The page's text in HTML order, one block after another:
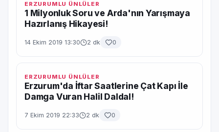
ERZURUMLU ÜNLÜLER
1 Milyonluk Soru ve Arda'nın Yarışmaya
Hazırlanış Hikayesi!
14 Ekim 2019 13:30 2 dk 0
ERZURUMLU ÜNLÜLER
Erzurum'da İftar Saatlerine Çat Kapı İle
Damga Vuran Halil Daldal!
7 Ekim 2019 22:33 2 dk 0